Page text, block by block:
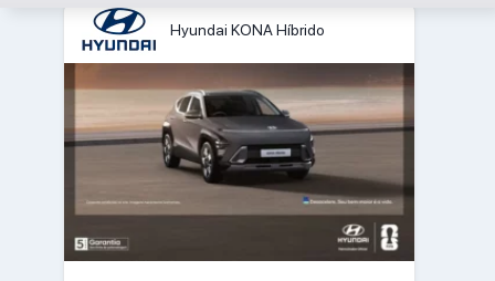
Hyundai KONA Híbrido